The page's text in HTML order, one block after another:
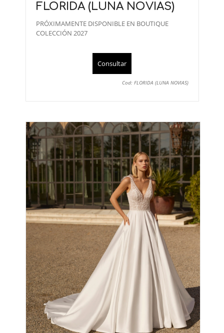
FLORIDA (LUNA NOVIAS)
PRÓXIMAMENTE DISPONIBLE EN BOUTIQUE
COLECCIÓN 2027
Consultar
Cod: FLORIDA (LUNA NOVIAS)